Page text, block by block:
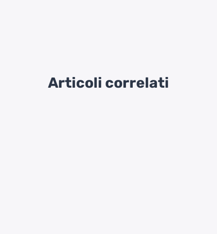
Articoli correlati